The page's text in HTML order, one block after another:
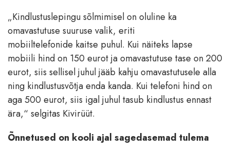
„Kindlustuslepingu sõlmimisel on oluline ka
omavastutuse suuruse valik, eriti
mobiiltelefonide kaitse puhul. Kui näiteks lapse
mobiili hind on 150 eurot ja omavastutuse tase on 200
eurot, siis sellisel juhul jääb kahju omavastutusele alla
ning kindlustusvõtja enda kanda. Kui telefoni hind on
aga 500 eurot, siis igal juhul tasub kindlustus ennast
ära,“ selgitas Kivirüüt.
Õnnetused on kooli ajal sagedasemad tulema